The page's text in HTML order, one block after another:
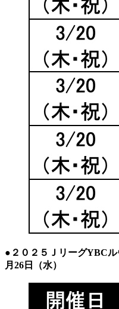
●２０２５ＪリーグYBC
月26日（水）